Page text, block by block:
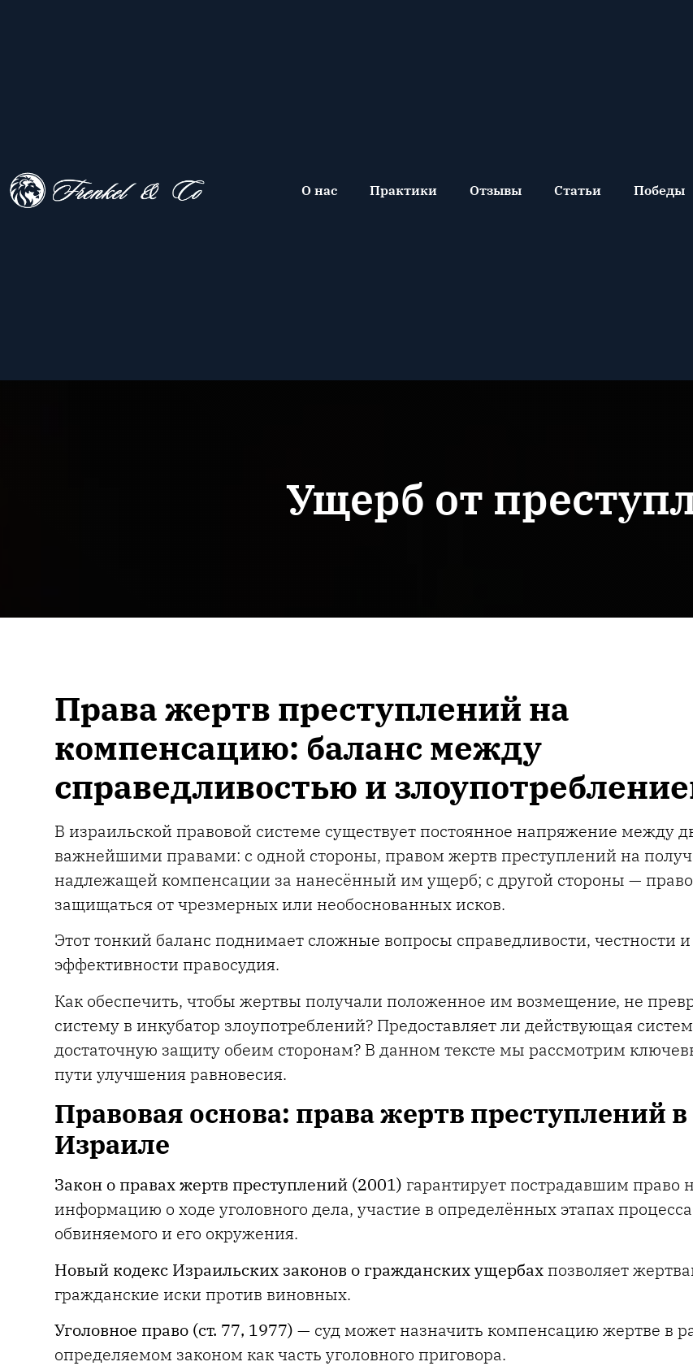
О нас Практики Отзывы Статьи Победы
Ущерб от
Права жертв преступлений на
компенсацию: баланс между
справедливостью и
В израильской правовой системе существует постоянное напряжение между
важнейшими правами: с одной стороны, правом жертв преступлений на
надлежащей компенсации за нанесённый им ущерб; с другой стороны —
защищаться от чрезмерных или необоснованных исков.
Этот тонкий баланс поднимает сложные вопросы справедливости, честности и
эффективности правосудия.
Как обеспечить, чтобы жертвы получали положенное им возмещение, не
систему в инкубатор злоупотреблений? Предоставляет ли действующая
достаточную защиту обеим сторонам? В данном тексте мы рассмотрим
пути улучшения равновесия.
Правовая основа: права жертв преступлений в
Израиле
Закон о правах жертв преступлений (2001) гарантирует пострадавшим право
информацию о ходе уголовного дела, участие в определённых этапах
обвиняемого и его окружения.
Новый кодекс Израильских законов о гражданских ущербах позволяет
гражданские иски против виновных.
Уголовное право (ст. 77, 1977) — суд может назначить компенсацию жертве в
определяемом законом как часть уголовного приговора.